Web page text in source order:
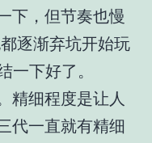
下，但节奏也慢
逐渐弃坑开始玩
一下好了。
精细程度是让人
代一直就有精细